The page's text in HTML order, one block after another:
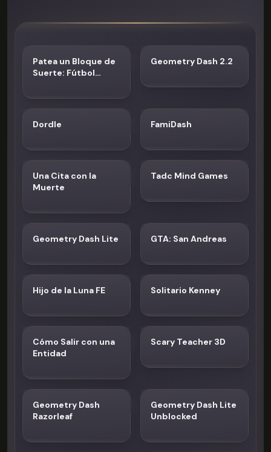
Patea un Bloque de
Suerte: Fútbol
Geometry Dash 2.2
Dordle FamiDash
Una Cita con la
Muerte
Tadc Mind Games
Geometry Dash Lite GTA: San Andreas
Hijo de la Luna FE Solitario Kenney
Cómo Salir con una
Entidad
Scary Teacher 3D
Geometry Dash
Razorleaf
Geometry Dash Lite
Unblocked